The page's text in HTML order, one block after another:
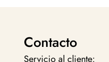
Contacto
Servicio al cliente: